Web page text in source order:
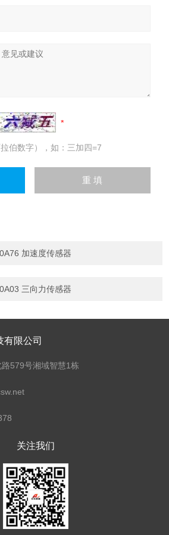
伯数字），如：三加四=7
加速度传感器
三向力传感器
有限公司
579号湘域智慧1栋
关注我们